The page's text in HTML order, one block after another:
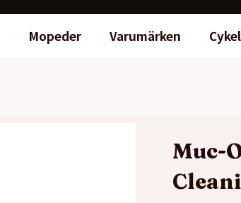
Mopeder Varumärken
Muc-